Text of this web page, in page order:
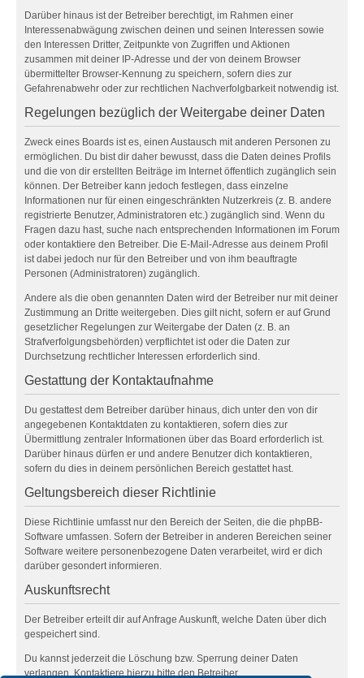
Darüber hinaus ist der Betreiber berechtigt, im Rahmen einer
Interessenabwägung zwischen deinen und seinen Interessen sowie
den Interessen Dritter, Zeitpunkte von Zugriffen und Aktionen
zusammen mit deiner IP-Adresse und der von deinem Browser
übermittelter Browser-Kennung zu speichern, sofern dies zur
Gefahrenabwehr oder zur rechtlichen Nachverfolgbarkeit notwendig ist.
Regelungen bezüglich der Weitergabe deiner Daten
Zweck eines Boards ist es, einen Austausch mit anderen Personen zu
ermöglichen. Du bist dir daher bewusst, dass die Daten deines Profils
und die von dir erstellten Beiträge im Internet öffentlich zugänglich sein
können. Der Betreiber kann jedoch festlegen, dass einzelne
Informationen nur für einen eingeschränkten Nutzerkreis (z. B. andere
registrierte Benutzer, Administratoren etc.) zugänglich sind. Wenn du
Fragen dazu hast, suche nach entsprechenden Informationen im Forum
oder kontaktiere den Betreiber. Die E-Mail-Adresse aus deinem Profil
ist dabei jedoch nur für den Betreiber und von ihm beauftragte
Personen (Administratoren) zugänglich.
Andere als die oben genannten Daten wird der Betreiber nur mit deiner
Zustimmung an Dritte weitergeben. Dies gilt nicht, sofern er auf Grund
gesetzlicher Regelungen zur Weitergabe der Daten (z. B. an
Strafverfolgungsbehörden) verpflichtet ist oder die Daten zur
Durchsetzung rechtlicher Interessen erforderlich sind.
Gestattung der Kontaktaufnahme
Du gestattest dem Betreiber darüber hinaus, dich unter den von dir
angegebenen Kontaktdaten zu kontaktieren, sofern dies zur
Übermittlung zentraler Informationen über das Board erforderlich ist.
Darüber hinaus dürfen er und andere Benutzer dich kontaktieren,
sofern du dies in deinem persönlichen Bereich gestattet hast.
Geltungsbereich dieser Richtlinie
Diese Richtlinie umfasst nur den Bereich der Seiten, die die phpBB-
Software umfassen. Sofern der Betreiber in anderen Bereichen seiner
Software weitere personenbezogene Daten verarbeitet, wird er dich
darüber gesondert informieren.
Auskunftsrecht
Der Betreiber erteilt dir auf Anfrage Auskunft, welche Daten über dich
gespeichert sind.
Du kannst jederzeit die Löschung bzw. Sperrung deiner Daten
verlangen. Kontaktiere hierzu bitte den Betreiber.